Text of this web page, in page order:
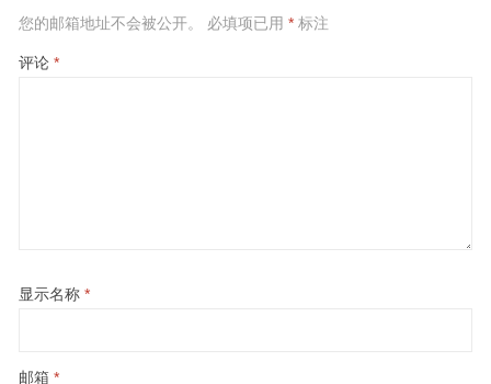
您的邮箱地址不会被公开。 必填项已用 *标注
评论 *
显示名称 *
邮箱 *